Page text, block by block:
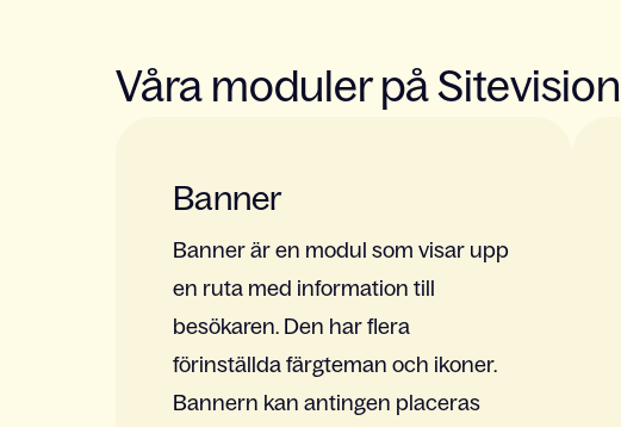
Våra moduler på Sitevision
Banner
Banner är en modul som visar upp
en ruta med information till
besökaren. Den har flera
förinställda färgteman och ikoner.
Bannern kan antingen placeras